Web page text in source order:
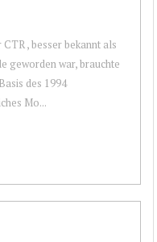
, besser bekannt als
geworden war, brauchte
des 1994
Mo...